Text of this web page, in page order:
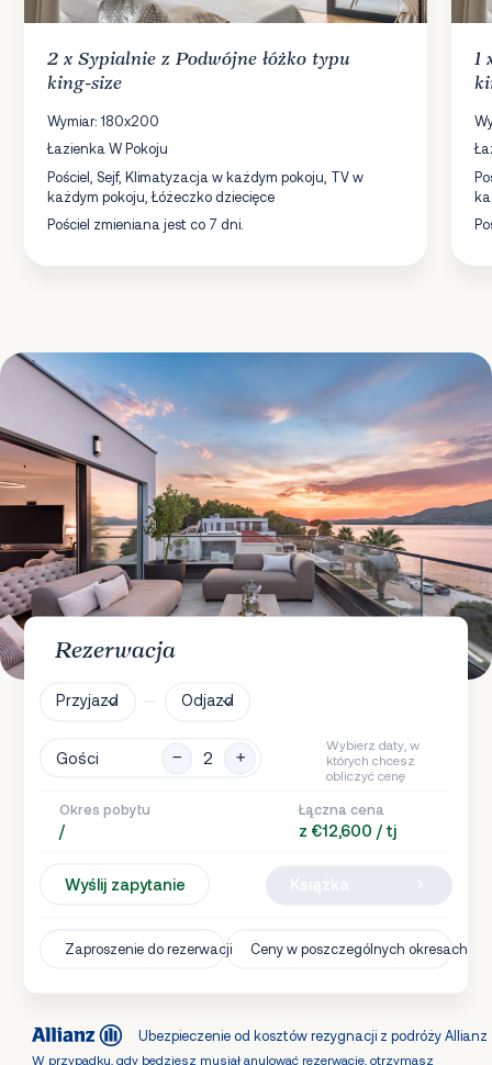
2 xSypialniez Podwójne łóżko typu
king-size
Wymiar: 180x200
Łazienka W Pokoju
Pościel, Sejf, Klimatyzacja w każdym pokoju, TV w
każdym pokoju, Łóżeczko dziecięce
Pościel zmieniana jest co 7 dni.
1
Rezerwacja
Przyjazd Odjazd
Gości
Wybierz daty, w
których chcesz
obliczyć cenę
Okres pobytu
/
Łączna cena
z €12,600 / tj
Wyślij zapytanie
Zaproszenie do rezerwacji Ceny w poszczególnych okresach
Ubezpieczenie od kosztów rezygnacji z podróży Allianz
W przypadku, gdy będziesz musiał anulować rezerwację, otrzymasz